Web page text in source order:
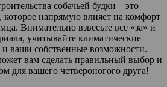
собачьей будки – это
которое напрямую влияет на комфорт
Внимательно взвесьте все «за» и
учитывайте климатические
и ваши собственные возможности.
вам сделать правильный выбор и
для вашего четвероногого друга!